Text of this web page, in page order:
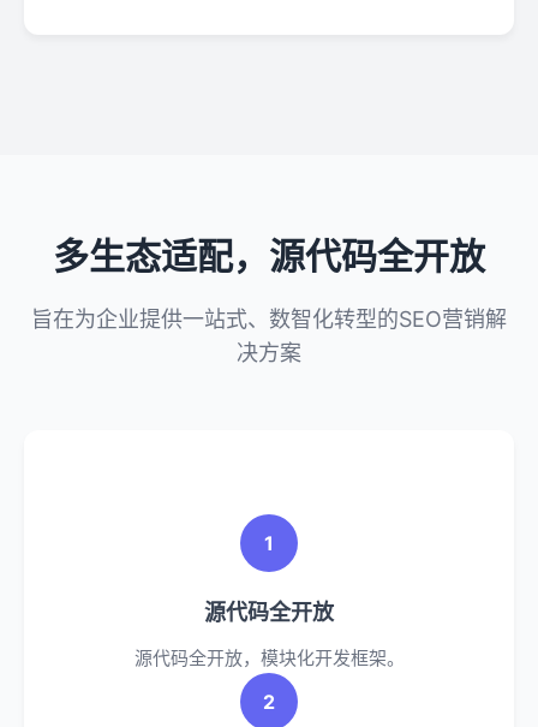
多生态适配，源代码全开放
旨在为企业提供一站式、数智化转型的SEO营销解
决方案
1
源代码全开放
源代码全开放，模块化开发框架。
2